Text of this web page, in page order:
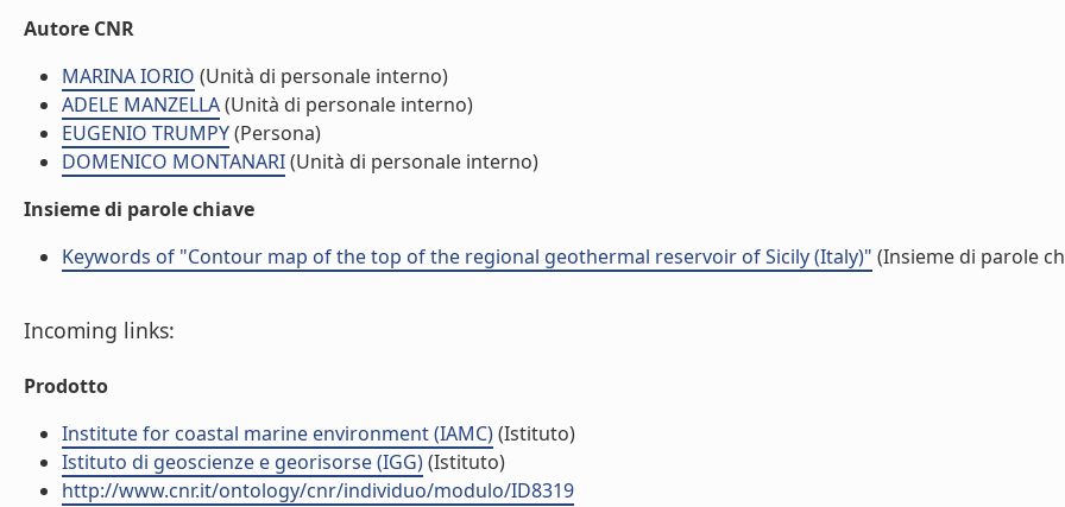
Autore CNR
MARINA IORIO (Unità di personale interno)
ADELE MANZELLA(Unità di personale interno)
EUGENIO TRUMPY(Persona)
DOMENICO MONTANARI(Unità di personale interno)
Insieme di parole chiave
Keywords of "Contour map of the top of the regional geothermal reservoir of Sicily (Italy)" (Insieme di parole
Incoming links:
Prodotto
Institute for coastal marine environment (IAMC)(Istituto)
Istituto di geoscienze e georisorse (IGG)(Istituto)
http://www.cnr.it/ontology/cnr/individuo/modulo/ID8319